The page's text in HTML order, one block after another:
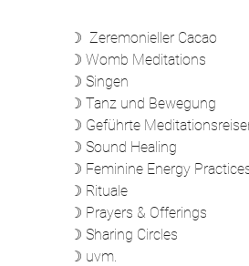
☽  Zeremonieller Cacao
☽ Womb Meditations
☽ Singen
☽ Tanz und Bewegung
☽ Geführte
☽ Sound Healing
☽ Feminine Energy
☽ Rituale
☽ Prayers & Offerings
☽ Sharing Circles
☽ uvm.